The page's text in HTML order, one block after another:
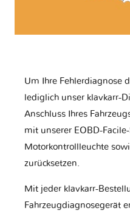
Um Ihre Fehlerdiagnose
lediglich unser klavkarr-
Anschluss Ihres
mit unserer EOBD-
Motorkontrollleuchte
zurücksetzen.
Mit jeder klavkarr-
Fahrzeugdiagnosegerät